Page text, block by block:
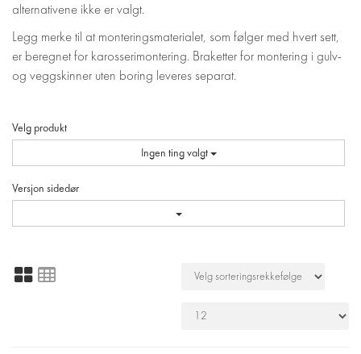
alternativene ikke er valgt.
Legg merke til at monteringsmaterialet, som følger med hvert sett,
er beregnet for karosserimontering. Braketter for montering i gulv-
og veggskinner uten boring leveres separat.
Velg produkt
Ingen ting valgt
Versjon sidedør